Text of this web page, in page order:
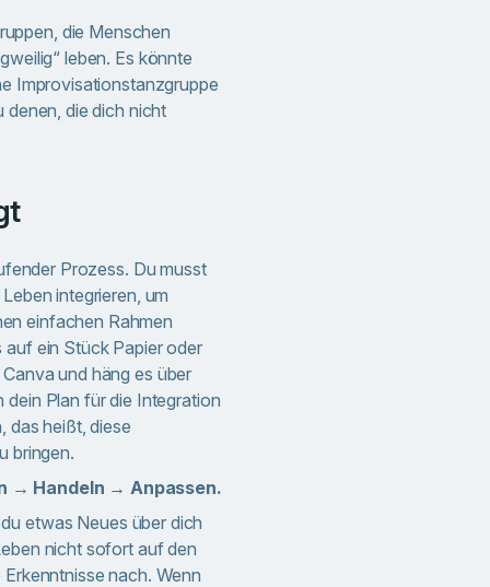
die Menschen
leben. Es könnte
Improvisationstanzgruppe
denen, die dich nicht
Prozess. Du musst
integrieren, um
einfachen Rahmen
auf ein Stück Papier oder
und häng es über
dein Plan für die Integration
das heißt, diese
bringen.
→ Handeln → Anpassen.
etwas Neues über dich
nicht sofort auf den
nach. Wenn